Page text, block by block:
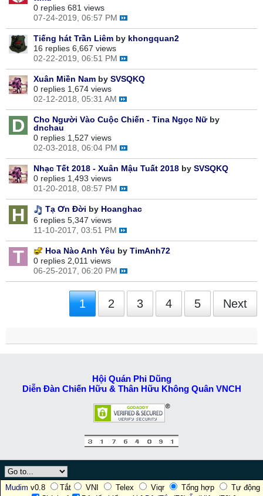
0 replies 681 views
07-24-2019, 06:57 PM
Tiếng hát Trần Liêm by khongquan2
16 replies 6,667 views
02-22-2019, 06:51 PM
Xuân Miền Nam by SVSQKQ
0 replies 1,674 views
02-12-2018, 05:31 AM
Cho Người Vào Cuộc Chiến - Tina Ngọc Nữ by
dnchau
0 replies 1,527 views
02-03-2018, 06:04 PM
Nhạc Tết 2018 - Xuân Mậu Tuất 2018 by SVSQKQ
0 replies 1,493 views
01-20-2018, 08:57 PM
Tạ Ơn Đời by Hoanghac
6 replies 5,347 views
11-10-2017, 03:51 PM
Hoa Nào Anh Yêu by TimAnh72
0 replies 2,011 views
06-25-2017, 06:20 PM
1 2 3 4 5 Next
Hội Quán Phi Dũng
Diễn Đàn Chiến Hữu & Thân Hữu Không Quân VNCH
Powered by: vBulletin v6.1.6 & Copyright © 2026, Jelsoft Enterprises Ltd.
Mudim v0.8 Tắt VNI Telex Viqr Tổng hợp
Tự động